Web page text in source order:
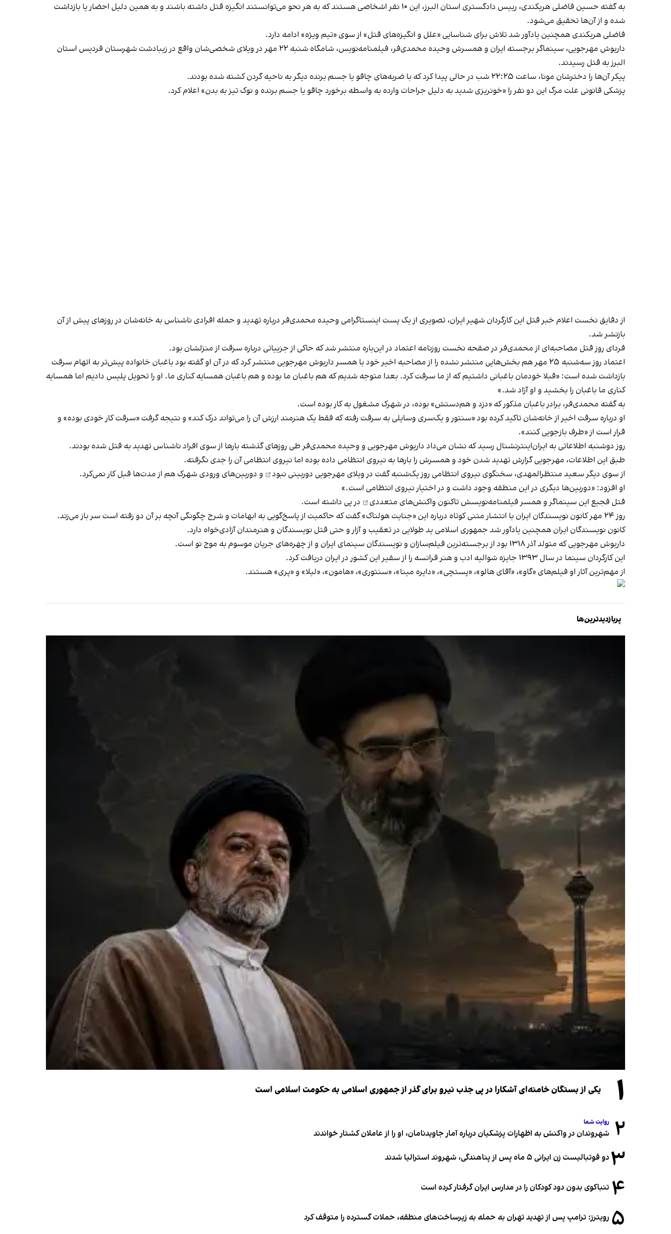
به گفته حسین فاضلی هریکندی، رییس دادگستری استان البرز، این ۱۰ نفر اشخاصی هستند که به هر نحو می‌توانستند انگیزه قتل داشته باشند و به همین دلیل احضار یا بازداشت
شده و از آن‌ها تحقیق می‌شود.
فاضلی هریکندی همچنین یادآور شد تلاش برای شناسایی «علل و انگیزه‌های قتل» از سوی «تیم ویژه» ادامه دارد.
داریوش مهرجویی، سینماگر برجسته ایران و همسرش وحیده محمدی‌‌فر، فیلمنامه‌نویس، شامگاه شنبه ۲۲ مهر در ویلای شخصی‌شان واقع در زیبادشت شهرستان فردیس استان
البرزبه قتل رسیدند.
پیکر آن‌ها را دخترشان مونا، ساعت ۲۲:۲۵ شب در حالی پیدا کرد که با ضربه‌های چاقو یا جسم برنده دیگر به ناحیه گردن کشته شده بودند.
پزشکی قانونی علت مرگ این دو نفر را «خونریزی شدید به دلیل جراحات وارده به واسطه برخورد چاقو یا جسم برنده و نوک تیز به بدن» اعلام کرد.
از دقایق نخست اعلام خبر قتل این کارگردان شهیر ایران، تصویری از یک پست اینستاگرامی وحیده محمدی‌فر درباره تهدید و حمله افرادی ناشناس به خانه‌شان در روزهای پیش از آن
بازنشر شد.
فردای روز قتل مصاحبه‌ای از محمدی‌فر در صفحه نخست روزنامه اعتماد در این‌باره منتشر شد که حاکی از جزییاتی درباره سرقت از منزلشان بود.
اعتماد روز سه‌شنبه ۲۵ مهر هم بخش‌هایی منتشر نشده را از مصاحبه اخیر خود با همسر داریوش مهرجویی منتشر کرد که در آن او گفته بود باغبان خانواده پیش‌تر به اتهام سرقت
بازداشت شده است: «قبلا خودمان باغبانی داشتیم که از ما سرقت کرد. بعدا متوجه شدیم که هم باغبان ما بوده و هم باغبان همسایه کناری ما. او را تحویل پلیس دادیم اما همسایه
کناری ما باغبان را بخشید و او آزاد شد.»
به گفته محمدی‌فر، برادر باغبان مذکور که «دزد و هم‌دستش» بوده، در شهرک مشغول به کار بوده است.
او درباره سرقت اخیر از خانه‌شان تاکید کرده بود «سنتور و یک‌سری وسایلی به سرقت رفته که فقط یک هنرمند ارزش آن را می‌تواند درک کند» و نتیجه گرفت «سرقت کار خودی بوده» و
قرار است از «طرف بازجویی کنند».
روز دوشنبه اطلاعاتی به ایران‌‌اینترنشنال رسید که نشان می‌داد داریوش مهرجویی و وحیده محمدی‌فر طی روزهای گذشته بارها از سوی افراد ناشناس تهدید به قتل شده بودند.
طبق این اطلاعات، مهرجویی گزارش تهدید شدن خود و همسرش را بارها به نیروی انتظامی داده بوده اما نیروی انتظامی آن را جدی نگرفته.
از سوی دیگر سعید منتظر‌المهدی، سخنگوی نیروی انتظامی روز یک‌شنبه گفت در ویلای مهرجویی دوربینی نبود
و دوربین‌های ورودی شهرک هم از مدت‌ها قبل کار نمی‌کرد.
او افزود: «دوربین‌ها دیگری در این منطقه وجود داشت و در اختیار نیروی انتظامی است.»
قتل فجیع این سینماگر و همسر فیلمنامه‌نویسش تاکنون واکنش‌های متعددی
در پی داشته است.
روز ۲۴ مهر کانون نویسندگان ایران با انتشار متنی کوتاه درباره این «جنایت هولناک» گفت که حاکمیت از پاسخ‌گویی به ابهامات و شرح چگونگی آنچه بر آن دو رفته است سر باز می‌زند.
کانون نویسندگان ایران همچنین یادآور شد جمهوری اسلامی ید طولایی در تعقیب و آزار و حتی قتل نویسندگان و هنرمندان آزادی‌خواه دارد.
داریوش مهرجویی که متولد آذر ۱۳۱۸ بود از برجسته‌ترین فیلم‌سازان و نویسندگان سینمای ایران و از چهره‌های جریان موسوم به موج نو است.
این کارگردان سینما در سال ۱۳۹۳ جایزه شوالیه ادب و هنر فرانسه را از سفیر این کشور در ایران دریافت کرد.
از مهم‌ترین آثار او فیلم‌های «گاو»، «آقای هالو»، «پستچی»، «دایره مینا»، «سنتوری»،‌ «هامون»، «لیلا» و «پری» هستند.
پربازدیدترین‌ها
۱ یکی از بستگان خامنه‌ای آشکارا در پی جذب نیرو برای گذر از جمهوری اسلامی به حکومت اسلامی است
۲ روایت شما
شهروندان در واکنش به اظهارات پزشکیان درباره آمار جاویدنامان، او را از عاملان کشتار خواندند
۳دو فوتبالیست زن ایرانی ۵ ماه پس از پناهندگی، شهروند استرالیا شدند
۴ تنباکوی بدون دود کودکان را در مدارس ایران گرفتار کرده است
۵ رویترز: ترامپ پس از تهدید تهران به حمله به زیرساخت‌های منطقه، حملات گسترده را متوقف کرد